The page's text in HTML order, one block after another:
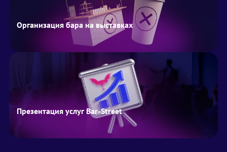
Организация бара на выставках
Презентация услуг Bar-Street